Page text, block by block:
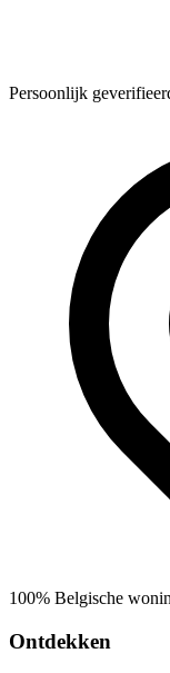
Persoonlijk
100% Belgische
Ontdekken